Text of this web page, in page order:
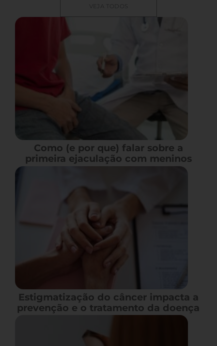
VEJA TODOS
Como (e por que) falar sobre a
primeira ejaculação com meninos
Estigmatização do câncer impacta a
prevenção e o tratamento da doença